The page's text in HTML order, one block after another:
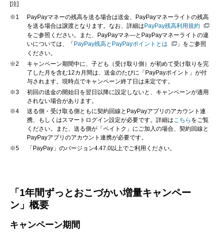
[注]
※1
PayPayマネーの残高を送る場合は送金、PayPayマネーライトの残高
を送る場合は譲渡となります。なお、詳細は PayPay残高利用規約
をご参照ください。また、PayPayマネ―とPayPayマネーライトの違
いについては、「 PayPay残高とPayPayポイントとは
」をご参照
ください。
※2
キャンペーン期間中に、子ども（受け取り側）が初めて受け取りを完
了した月を含む12カ月間は、送金のたびに「PayPayポイント」が付
与されます。現時点でキャンペーン終了日は未定です。
※3
初回の送金の開始日を翌日以降に設定しないと、キャンペーンが適用
されない場合があります。
※4
送る側・受け取る側ともに契約回線とPayPayアプリのアカウント連
携、もしくはスマートログイン設定が必要です。詳細はこちら をご覧
ください。また、送る側が「ペイトク」にご加入の場合、契約回線と
PayPayアプリのアカウント連携が必要です。
※5
「PayPay」のバージョン4.47.0以上でご利用ください。
「1年間ずっとおこづかい増量キャンペー
ン」概要
キャンペーン期間